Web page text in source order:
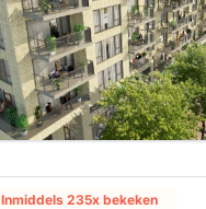
Inmiddels 235x bekeken